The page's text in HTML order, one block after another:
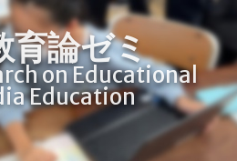
育論ゼミ
on Educational
Education